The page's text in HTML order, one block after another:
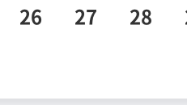
26 27 28